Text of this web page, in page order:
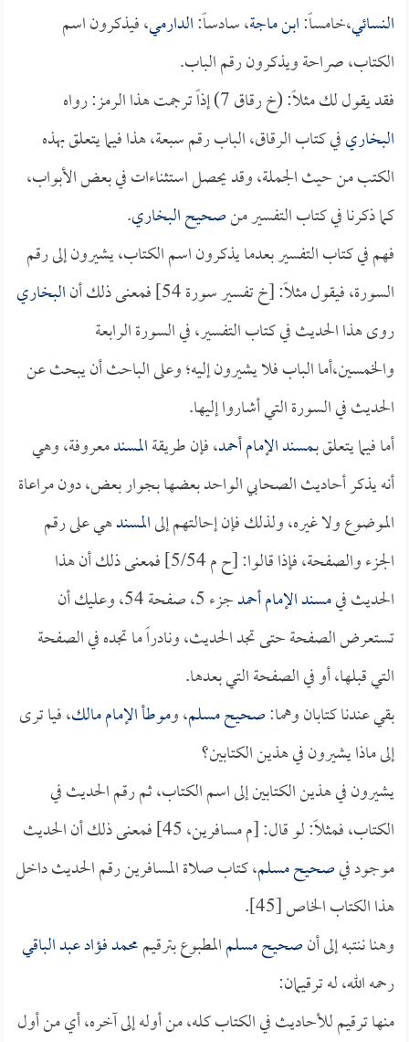
النسائي،خامساً:ابن ماجة، سادساً:الدارمي، فيذكرون اسم
الكتاب، صراحة ويذكرون رقم الباب.
فقد يقول لك مثلاً: (خ رقاق 7) إذاً ترجمت هذا الرمز: رواه
البخاريفي كتاب الرقاق، الباب رقم سبعة، هذا فيما يتعلق بهذه
الكتب من حيث الجملة، وقد يحصل استثناءات في بعض الأبواب،
كما ذكرنا في كتاب التفسير منصحيح البخاري.
فهم في كتاب التفسير بعدما يذكرون اسم الكتاب، يشيرون إلى رقم
السورة، فيقول مثلاً: [خ تفسير سورة 54] فمعنى ذلك أن
البخاري
روى هذا الحديث في كتاب التفسير، في السورة الرابعة
والخمسين،أما الباب فلا يشيرون إليه؛ وعلى الباحث أن يبحث عن
الحديث في السورة التي أشاروا إليها.
أما فيما يتعلق بـمسند الإمام أحمد، فإن طريقةالمسندمعروفة، وهي
أنه يذكر أحاديث الصحابي الواحد بعضها بجوار بعض، دون مراعاة
الموضوع ولا غيره، ولذلك فإن إحالتهم إلىالمسندهي على رقم
الجزء والصفحة، فإذا قالوا: [ح م 5/54] فمعنى ذلك أن هذا
الحديث فيمسند الإمام أحمد
جزء 5، صفحة 54، وعليك أن
تستعرض الصفحة حتى تجد الحديث، ونادراً ما تجده في الصفحة
التي قبلها، أو في الصفحة التي بعدها.
بقي عندنا كتابان وهما:صحيح مسلم، وموطأ الإمام مالك، فيا ترى
إلى ماذا يشيرون في هذين الكتابين؟
يشيرون في هذين الكتابين إلى اسم الكتاب، ثم رقم الحديث في
الكتاب، فمثلاً: لو قال: [م مسافرين، 45] فمعنى ذلك أن الحديث
موجود فيصحيح مسلم، كتاب صلاة المسافرين رقم الحديث داخل
هذا الكتاب الخاص [45].
وهنا ننتبه إلى أنصحيح مسلمالمطبوع بترقيممحمد فؤاد عبد الباقي
رحمه الله، له ترقيمان:
منها ترقيم للأحاديث في الكتاب كله، من أوله إلى آخره، أي من أول